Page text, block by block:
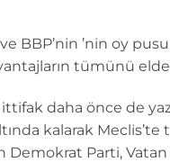
BBP’nin ’nin oy
tümünü
daha önce de
kalarak
Demokrat Parti,